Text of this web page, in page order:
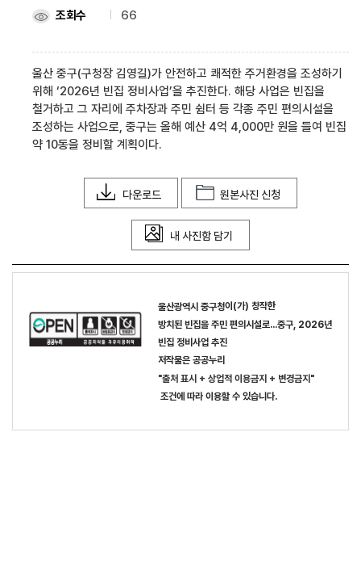
조회수
66
울산 중구(구청장 김영길)가 안전하고 쾌적한 주거환경을 조성하기
위해 ‘2026년 빈집 정비사업’을 추진한다. 해당 사업은 빈집을
철거하고 그 자리에 주차장과 주민 쉼터 등 각종 주민 편의시설을
조성하는 사업으로, 중구는 올해 예산 4억 4,000만 원을 들여 빈집
약 10동을 정비할 계획이다.
다운로드 원본사진 신청
내 사진함 담기
울산광역시 중구청이(가) 창작한
방치된 빈집을 주민 편의시설로…중구, 2026년
빈집 정비사업 추진
저작물은 공공누리
"출처 표시 + 상업적 이용금지 + 변경금지"
조건에 따라 이용할 수 있습니다.